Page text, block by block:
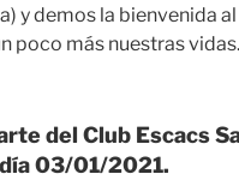
y demos la bienvenida
poco más nuestras vidas.
del Club Escacs
03/01/2021.